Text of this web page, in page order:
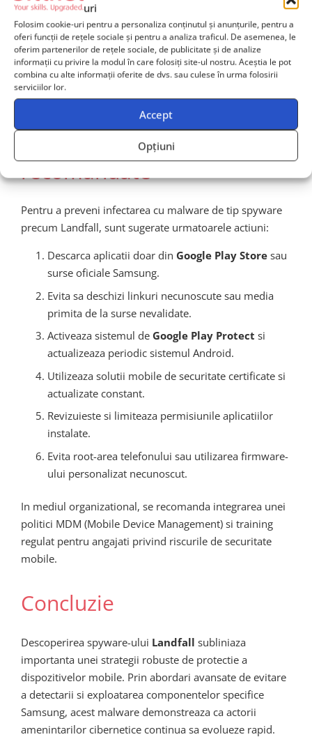
uri
Folosim cookie-uri pentru a personaliza conținutul și anunțurile, pentru a
oferi funcții de rețele sociale și pentru a analiza traficul. De asemenea, le
oferim partenerilor de rețele sociale, de publicitate și de analize
informații cu privire la modul în care folosiți site-ul nostru. Aceștia le pot
combina cu alte informații oferite de dvs. sau culese în urma folosirii
serviciilor lor.
Accept
Opțiuni
Preluarea controlului total asupra dispozitivului
In plus, faptul ca Landfall utilizeaza metode
personalizate pentru dispozitive Samsung duce la o
adaptabilitate ridicata si dificultati mari in neutralizarea
infectiei fara resetare completa la setarile din fabrica.
Masuri de protectie
recomandate
Pentru a preveni infectarea cu malware de tip spyware
precum Landfall, sunt sugerate urmatoarele actiuni:
Descarca aplicatii doar din Google Play Storesau
surse oficiale Samsung.
Evita sa deschizi linkuri necunoscute sau media
primita de la surse nevalidate.
Activeaza sistemul de Google Play Protect si
actualizeaza periodic sistemul Android.
Utilizeaza solutii mobile de securitate certificate si
actualizate constant.
Revizuieste si limiteaza permisiunile aplicatiilor
instalate.
Evita root-area telefonului sau utilizarea firmware-
ului personalizat necunoscut.
In mediul organizational, se recomanda integrarea unei
politici MDM (Mobile Device Management) si training
regulat pentru angajati privind riscurile de securitate
mobile.
Concluzie
Descoperirea spyware-ului Landfall subliniaza
importanta unei strategii robuste de protectie a
dispozitivelor mobile. Prin abordari avansate de evitare
a detectarii si exploatarea componentelor specifice
Samsung, acest malware demonstreaza ca actorii
amenintarilor cibernetice continua sa evolueze rapid.